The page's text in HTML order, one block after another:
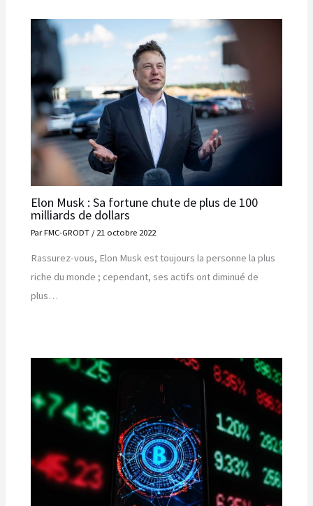
Elon Musk : Sa fortune chute de plus de 100
milliards de dollars
ParFMC-GRODT /21 octobre 2022
Rassurez-vous, Elon Musk est toujours la personne la plus
riche du monde ; cependant, ses actifs ont diminué de
plus…